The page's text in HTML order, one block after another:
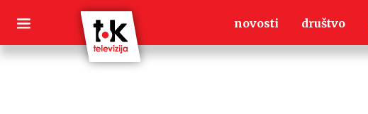
content
novosti društvo